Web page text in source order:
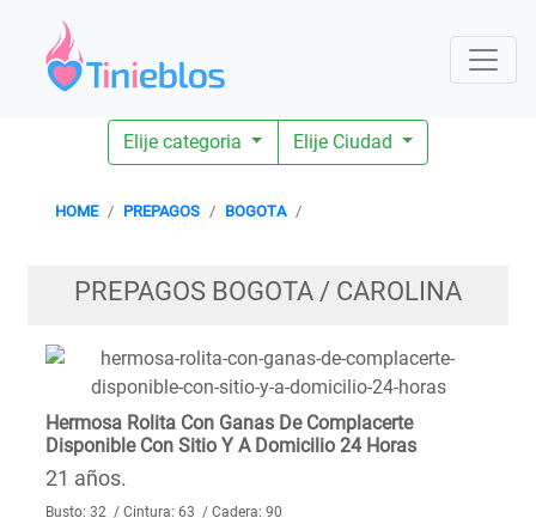
Elije categoria Elije Ciudad
HOME PREPAGOS BOGOTA
PREPAGOS BOGOTA / CAROLINA
Hermosa Rolita Con Ganas De Complacerte
Disponible Con Sitio Y A Domicilio 24 Horas
21 años.
Busto: 32 / Cintura: 63 / Cadera: 90